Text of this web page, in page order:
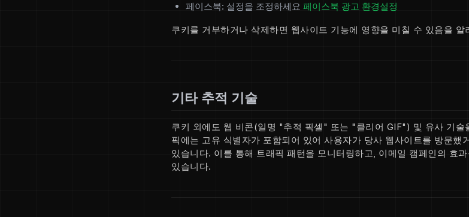
페이스북: 설정을 조정하세요 페이스북 광고 환경설정
쿠키를 거부하거나 삭제하면 웹사이트 기능에 영향을 미칠 수 있음을 알
기타 추적 기술
쿠키 외에도 웹 비콘(일명 "추적 픽셀" 또는 "클리어 GIF") 및 유사 기술
픽에는 고유 식별자가 포함되어 있어 사용자가 당사 웹사이트를 방문했
있습니다. 이를 통해 트래픽 패턴을 모니터링하고, 이메일 캠페인의 효
있습니다.